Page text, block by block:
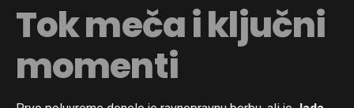
Tok meča i ključni
momenti